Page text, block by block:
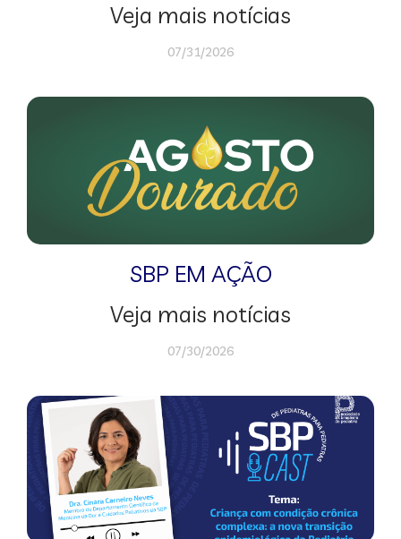
Veja mais notícias
07/31/2026
SBP EM AÇÃO
Veja mais notícias
07/30/2026